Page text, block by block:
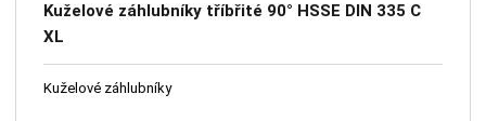
Kuželové záhlubníky tříbřité 90° HSSE DIN 335 C
XL
Kuželové záhlubníky